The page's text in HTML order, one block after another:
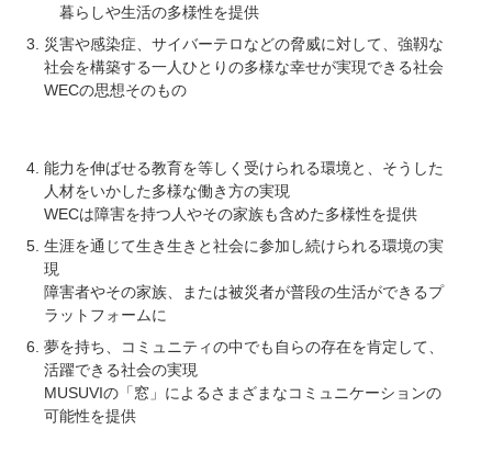
暮らしや生活の多様性を提供
災害や感染症、サイバーテロなどの脅威に対して、強靱な
社会を構築する一人ひとりの多様な幸せが実現できる社会
WECの思想そのもの
能力を伸ばせる教育を等しく受けられる環境と、そうした
人材をいかした多様な働き方の実現
WECは障害を持つ人やその家族も含めた多様性を提供
生涯を通じて生き生きと社会に参加し続けられる環境の実
現
障害者やその家族、または被災者が普段の生活ができるプ
ラットフォームに
夢を持ち、コミュニティの中でも自らの存在を肯定して、
活躍できる社会の実現
MUSUVIの「窓」によるさまざまなコミュニケーションの
可能性を提供